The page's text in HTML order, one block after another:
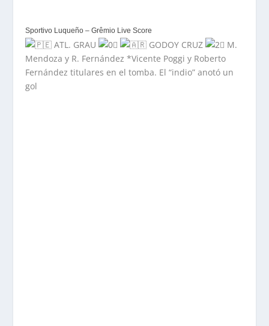
Sportivo Luqueño – Grêmio Live Score
ATL. GRAU GODOY CRUZ
M.
Mendoza y R. Fernández *Vicente Poggi y Roberto
Fernández titulares en el tomba. El “indio” anotó un
gol